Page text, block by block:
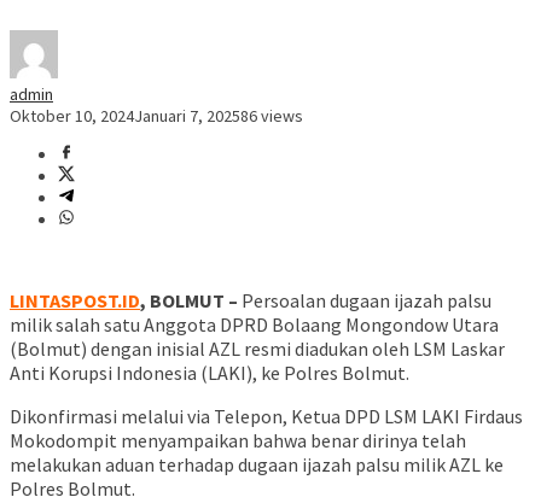
admin
Oktober 10, 2024Januari 7, 202586 views
LINTASPOST.ID, BOLMUT – Persoalan dugaan ijazah palsu
milik salah satu Anggota DPRD Bolaang Mongondow Utara
(Bolmut) dengan inisial AZL resmi diadukan oleh LSM Laskar
Anti Korupsi Indonesia (LAKI), ke Polres Bolmut.
Dikonfirmasi melalui via Telepon, Ketua DPD LSM LAKI Firdaus
Mokodompit menyampaikan bahwa benar dirinya telah
melakukan aduan terhadap dugaan ijazah palsu milik AZL ke
Polres Bolmut.